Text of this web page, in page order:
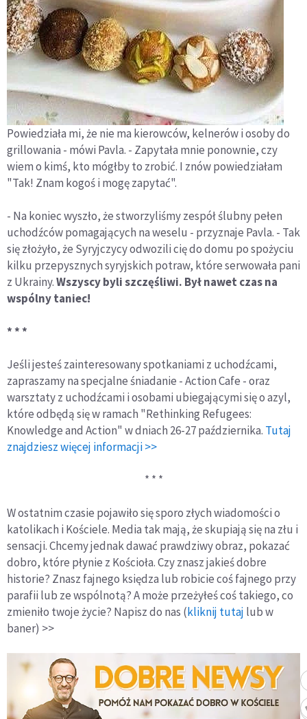
Powiedziała mi, że nie ma kierowców, kelnerów i osoby do
grillowania - mówi Pavla. - Zapytała mnie ponownie, czy
wiem o kimś, kto mógłby to zrobić. I znów powiedziałam
"Tak! Znam kogoś i mogę zapytać".
- Na koniec wyszło, że stworzyliśmy zespół ślubny pełen
uchodźców pomagających na weselu - przyznaje Pavla. - Tak
się złożyło, że Syryjczycy odwozili cię do domu po spożyciu
kilku przepysznych syryjskich potraw, które serwowała pani
z Ukrainy.Wszyscy byli szczęśliwi. Był nawet czas na
wspólny taniec!
* * *
Jeśli jesteś zainteresowany spotkaniami z uchodźcami,
zapraszamy na specjalne śniadanie - Action Cafe - oraz
warsztaty z uchodźcami i osobami ubiegającymi się o azyl,
które odbędą się w ramach "Rethinking Refugees:
Knowledge and Action" w dniach 26-27 października. Tutaj
znajdziesz więcej informacji >>
* * *
W ostatnim czasie pojawiło się sporo złych wiadomości o
katolikach i Kościele. Media tak mają, że skupiają się na złu i
sensacji. Chcemy jednak dawać prawdziwy obraz, pokazać
dobro, które płynie z Kościoła. Czy znasz jakieś dobre
historie? Znasz fajnego księdza lub robicie coś fajnego przy
parafii lub ze wspólnotą? A może przeżyłeś coś takiego, co
zmieniło twoje życie? Napisz do nas (kliknij tutaj lub w
baner) >>